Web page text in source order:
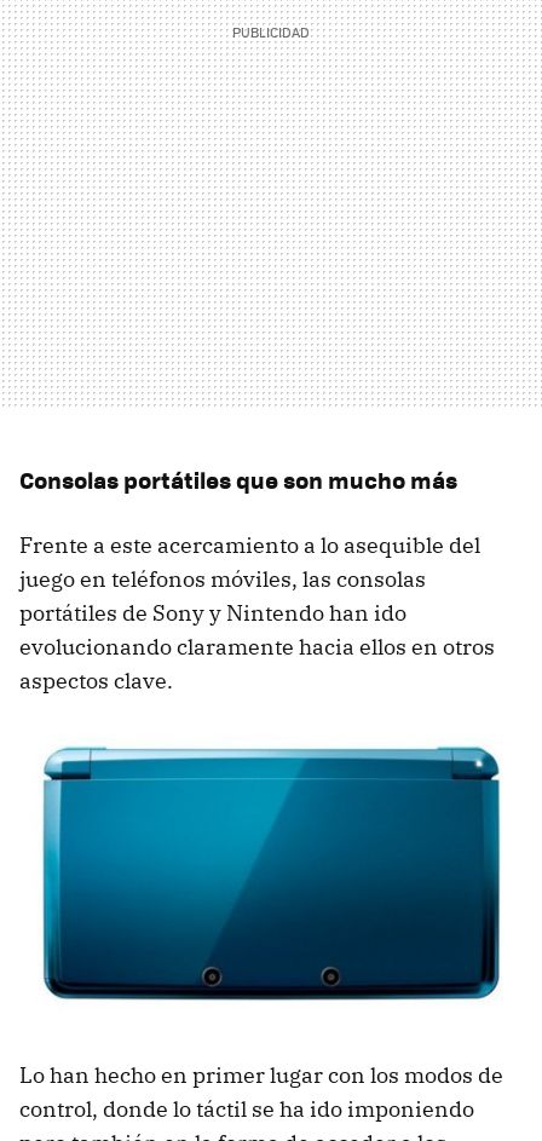
Consolas portátiles que son mucho más
Frente a este acercamiento a lo asequible del
juego en teléfonos móviles, las consolas
portátiles de Sony y Nintendo han ido
evolucionando claramente hacia ellos en otros
aspectos clave.
Lo han hecho en primer lugar con los modos de
control, donde lo táctil se ha ido imponiendo